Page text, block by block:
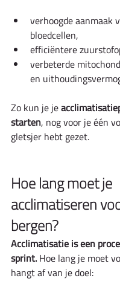
verhoogde aanmaak
bloedcellen,
efficiëntere
verbeterde
en
Zo kun je je
starten, nog voor je één
gletsjer hebt gezet.
Hoe lang moet je
acclimatiseren
bergen?
Acclimatisatie is een
sprint. Hoe lang je moet
hangt af van je doel: